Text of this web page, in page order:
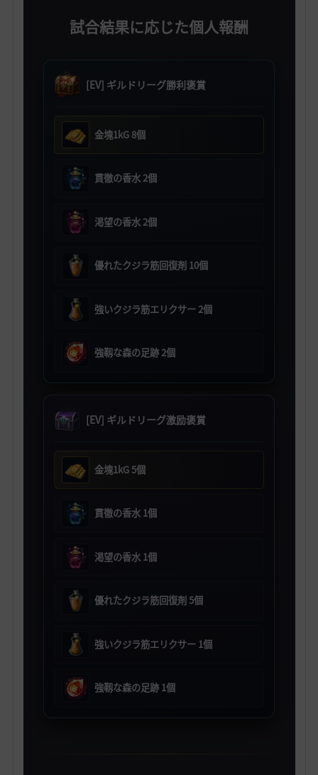
試合結果に応じた個人報酬
[EV] ギルドリーグ勝利褒賞
金塊1kG 8個
貫徹の香水 2個
渇望の香水 2個
優れたクジラ筋回復剤 10個
強いクジラ筋エリクサー 2個
強靱な森の足跡 2個
[EV] ギルドリーグ激励褒賞
金塊1kG 5個
貫徹の香水 1個
渇望の香水 1個
優れたクジラ筋回復剤 5個
強いクジラ筋エリクサー 1個
強靱な森の足跡 1個